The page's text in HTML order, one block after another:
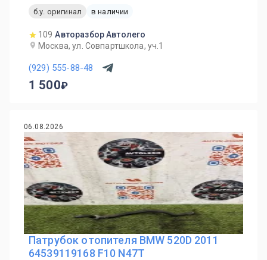
б.у. оригинал
в наличии
109 Авторазбор Автолего
Москва, ул. Совпартшкола, уч.1
(929) 555-88-48
1 500
06.08.2026
Патрубок отопителя BMW 520D 2011
64539119168 F10 N47T